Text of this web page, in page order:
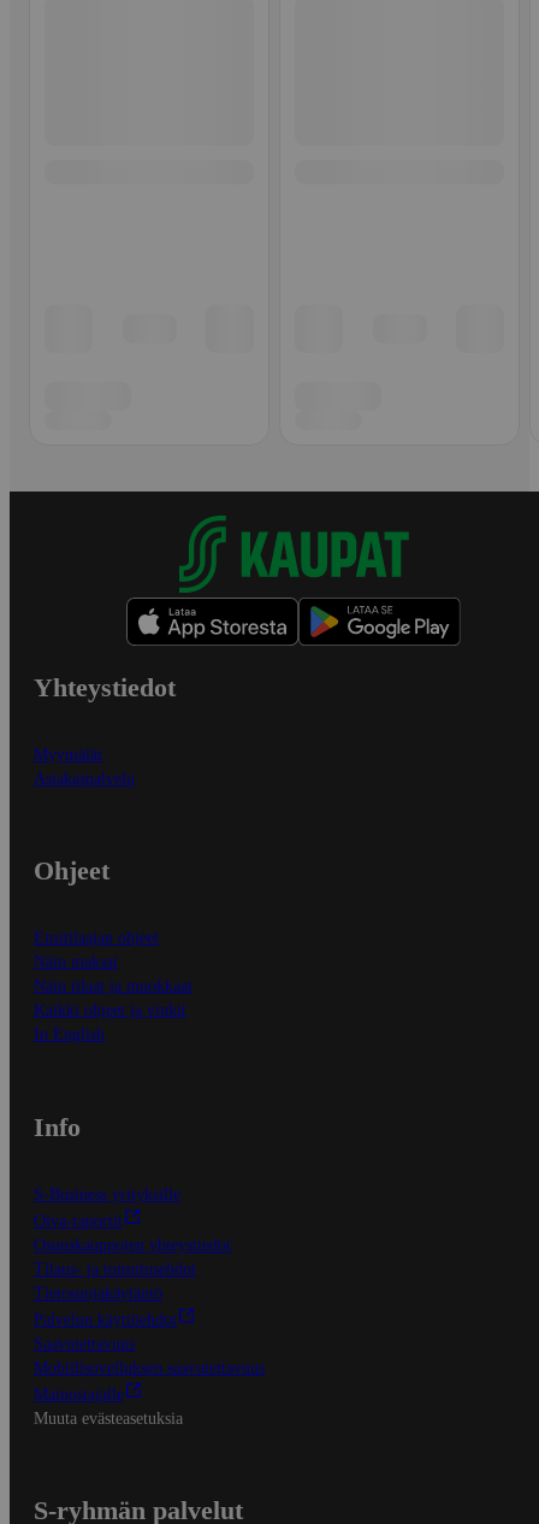
Yhteystiedot
Myymälät
Asiakaspalvelu
Ohjeet
Ensitilaajan ohjeet
Näin maksat
Näin tilaat ja muokkaat
Kaikki ohjeet ja vinkit
In English
Info
S-Business yrityksille
Oiva-raportit
Osuuskauppojen yhteystiedot
Tilaus- ja toimitusehdot
Tietosuojakäytäntö
Palvelun käyttöehdot
Saavutettavuus
Mobiilisovelluksen saavutettavuus
Mainostajalle
Muuta evästeasetuksia
S-ryhmän palvelut